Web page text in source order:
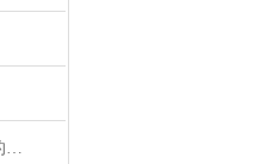
直流发生器是如何进行测试的呢？旺徐电气为您揭秘